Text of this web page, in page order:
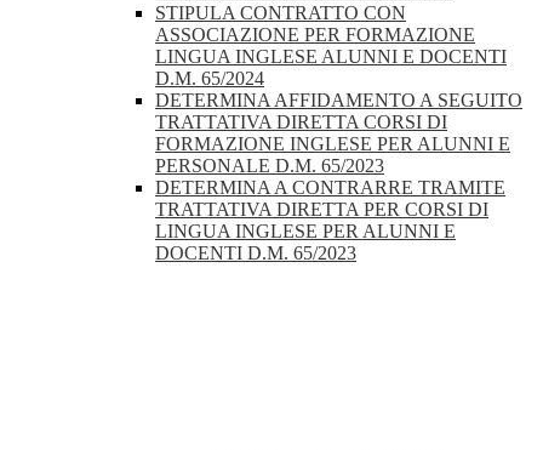
STIPULA CONTRATTO CON
ASSOCIAZIONE PER FORMAZIONE
LINGUA INGLESE ALUNNI E DOCENTI
D.M. 65/2024
DETERMINA AFFIDAMENTO A SEGUITO
TRATTATIVA DIRETTA CORSI DI
FORMAZIONE INGLESE PER ALUNNI E
PERSONALE D.M. 65/2023
DETERMINA A CONTRARRE TRAMITE
TRATTATIVA DIRETTA PER CORSI DI
LINGUA INGLESE PER ALUNNI E
DOCENTI D.M. 65/2023